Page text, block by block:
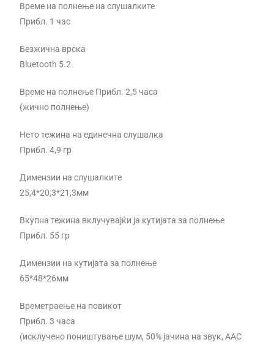
Време на полнење на слушалките
Прибл. 1 час
Безжична врска
Bluetooth 5.2
Време на полнење Прибл. 2,5 часа
(жично полнење)
Нето тежина на единечна слушалка
Прибл. 4,9 гр
Димензии на слушалките
25,4*20,3*21,3мм
Вкупна тежина вклучувајќи ја кутијата за полнење
Прибл. 55 гр
Димензии на кутијата за полнење
65*48*26мм
Времетраење на повикот
Прибл. 3 часа
(исклучено поништување шум, 50% јачина на звук, AAC